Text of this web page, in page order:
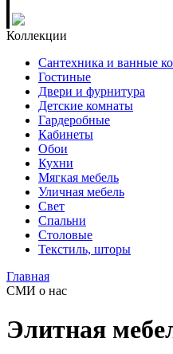
Коллекции
Сантехника и ванные
Гостиные
Двери и фурнитура
Детские комнаты
Гардеробные
Кабинеты
Обои
Кухни
Мягкая мебель
Уличная мебель
Свет
Спальни
Столовые
Текстиль, шторы
Главная
СМИ о нас
Элитная